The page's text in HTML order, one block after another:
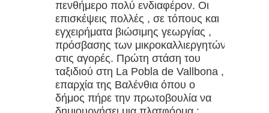
χρειάζονται μεγάλες αλλαγές — μόνο
σωστές κινήσεις.»
Πρωτεΐνη μετά τα 50: Πόση
χρειάζεστε πραγματικά – Οδηγός 5
βημάτων
πενθήμερο πολύ ενδιαφέρον. Οι
επισκέψεις πολλές , σε τόπους και
εγχειρήματα βιώσιμης γεωργίας ,
πρόσβασης των μικροκαλλιεργητών
στις αγορές. Πρώτη στάση του
ταξιδιού στη La Pobla de Vallbona ,
επαρχία της Βαλένθια όπου ο
δήμος πήρε την πρωτοβουλία να